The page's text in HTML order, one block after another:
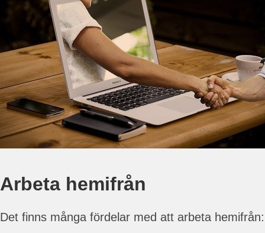
Arbeta hemifrån
Det finns många fördelar med att arbeta hemifrån: